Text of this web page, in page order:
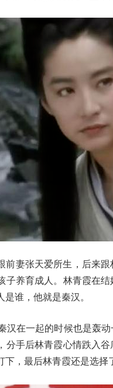
前妻张天爱所生，后来
子养育成人。林青霞在
谁，他就是秦汉。
汉在一起的时候也是轰
分手后林青霞心情跌入
，最后林青霞还是选择